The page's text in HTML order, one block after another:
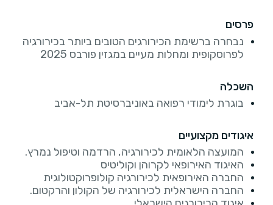
פרסים
נבחרה ברשימת הכירורגים הטובים ביותר בכירורגיה
לפרוסקופית ומחלות מעיים במגזין פורבס 2025
השכלה
בוגרת לימודי רפואה באוניברסיטת תל-אביב
איגודים מקצועיים
המועצה הלאומית לכירורגיה, הרדמה וטיפול נמרץ.
האיגוד האירופאי לקרוהן וקוליטיס
החברה האירופאית לכירורגיה קולופרוקטולוגית
החברה הישראלית לכירורגיה של הקולון והרקטום.